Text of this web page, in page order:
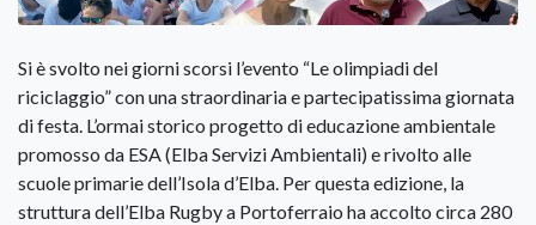
Si è svolto nei giorni scorsi l’evento “Le olimpiadi del
riciclaggio” con una straordinaria e partecipatissima giornata
di festa. L’ormai storico progetto di educazione ambientale
promosso da ESA (Elba Servizi Ambientali) e rivolto alle
scuole primarie dell’Isola d’Elba. Per questa edizione, la
struttura dell’Elba Rugby a Portoferraio ha accolto circa 280